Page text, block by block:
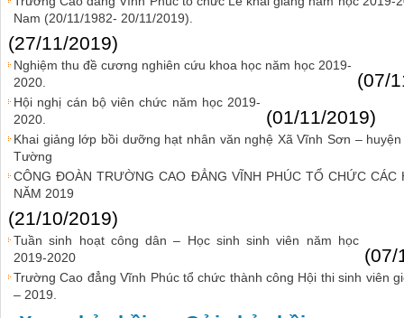
Nam (20/11/1982- 20/11/2019).
(27/11/2019)
Nghiệm thu đề cương nghiên cứu khoa học năm học 2019-
2020.
(07/
Hội nghị cán bộ viên chức năm học 2019-
2020.
(01/11/2019)
Khai giảng lớp bồi dưỡng hạt nhân văn nghệ Xã Vĩnh Sơn –
Tường
CÔNG ĐOÀN TRƯỜNG CAO ĐẲNG VĨNH PHÚC TỔ CHỨC
NĂM 2019
(21/10/2019)
Tuần sinh hoạt công dân – Học sinh sinh viên năm học
2019-2020
(07/
Trường Cao đẳng Vĩnh Phúc tổ chức thành công Hội thi sinh viên
– 2019.